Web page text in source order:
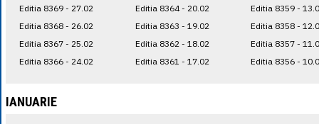
Editia 8369 - 27.02
Editia 8368 - 26.02
Editia 8367 - 25.02
Editia 8366 - 24.02
Editia 8364 - 20.02
Editia 8363 - 19.02
Editia 8362 - 18.02
Editia 8361 - 17.02
Editia 8359 -
Editia 8358 -
Editia 8357 -
Editia 8356 -
IANUARIE